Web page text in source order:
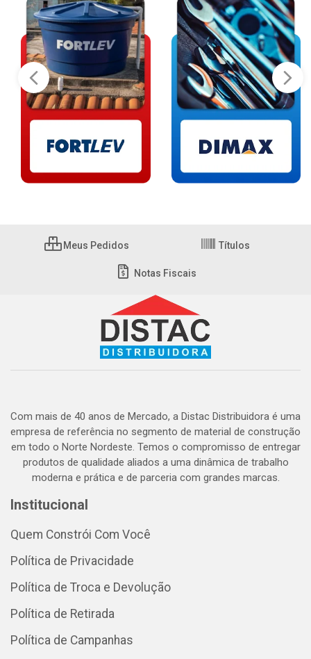
Meus Pedidos Títulos
Notas Fiscais
Com mais de 40 anos de Mercado, a Distac Distribuidora é uma
empresa de referência no segmento de material de construção
em todo o Norte Nordeste. Temos o compromisso de entregar
produtos de qualidade aliados a uma dinâmica de trabalho
moderna e prática e de parceria com grandes marcas.
Institucional
Quem Constrói Com Você
Política de Privacidade
Política de Troca e Devolução
Política de Retirada
Política de Campanhas